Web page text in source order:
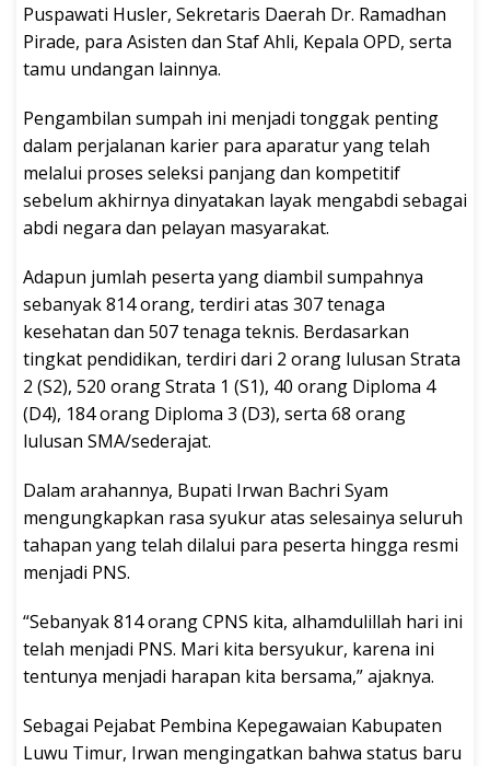
Puspawati Husler, Sekretaris Daerah Dr. Ramadhan
Pirade, para Asisten dan Staf Ahli, Kepala OPD, serta
tamu undangan lainnya.
Pengambilan sumpah ini menjadi tonggak penting
dalam perjalanan karier para aparatur yang telah
melalui proses seleksi panjang dan kompetitif
sebelum akhirnya dinyatakan layak mengabdi sebagai
abdi negara dan pelayan masyarakat.
Adapun jumlah peserta yang diambil sumpahnya
sebanyak 814 orang, terdiri atas 307 tenaga
kesehatan dan 507 tenaga teknis. Berdasarkan
tingkat pendidikan, terdiri dari 2 orang lulusan Strata
2 (S2), 520 orang Strata 1 (S1), 40 orang Diploma 4
(D4), 184 orang Diploma 3 (D3), serta 68 orang
lulusan SMA/sederajat.
Dalam arahannya, Bupati Irwan Bachri Syam
mengungkapkan rasa syukur atas selesainya seluruh
tahapan yang telah dilalui para peserta hingga resmi
menjadi PNS.
“Sebanyak 814 orang CPNS kita, alhamdulillah hari ini
telah menjadi PNS. Mari kita bersyukur, karena ini
tentunya menjadi harapan kita bersama,” ajaknya.
Sebagai Pejabat Pembina Kepegawaian Kabupaten
Luwu Timur, Irwan mengingatkan bahwa status baru